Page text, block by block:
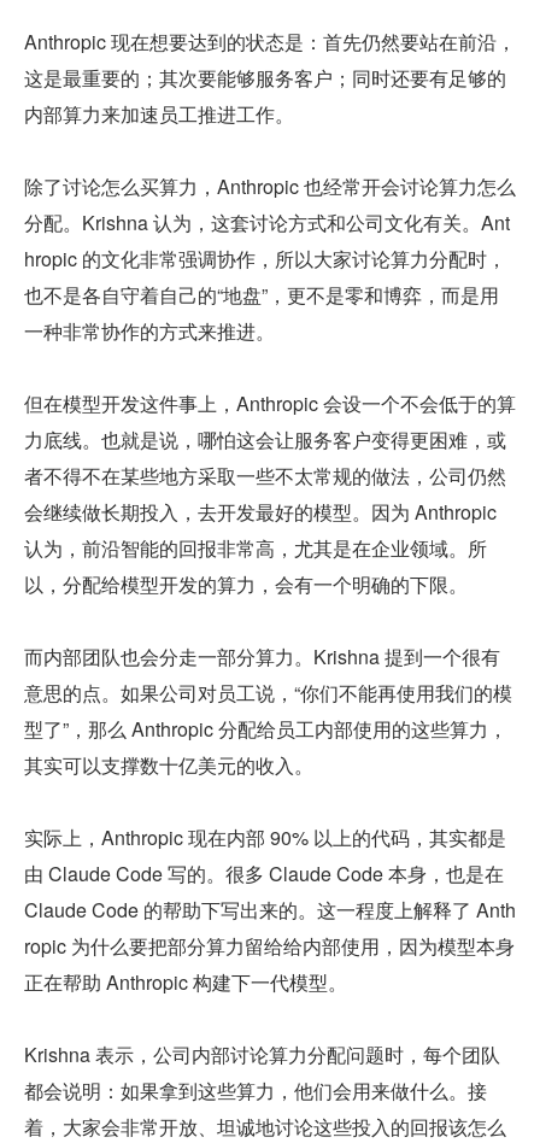
Anthropic 现在想要达到的状态是：首先仍然要站在前沿，
这是最重要的；其次要能够服务客户；同时还要有足够的
内部算力来加速员工推进工作。
除了讨论怎么买算力，Anthropic 也经常开会讨论算力怎么
分配。Krishna 认为，这套讨论方式和公司文化有关。Ant
hropic 的文化非常强调协作，所以大家讨论算力分配时，
也不是各自守着自己的“地盘”，更不是零和博弈，而是用
一种非常协作的方式来推进。
但在模型开发这件事上，Anthropic 会设一个不会低于的算
力底线。也就是说，哪怕这会让服务客户变得更困难，或
者不得不在某些地方采取一些不太常规的做法，公司仍然
会继续做长期投入，去开发最好的模型。因为 Anthropic
认为，前沿智能的回报非常高，尤其是在企业领域。所
以，分配给模型开发的算力，会有一个明确的下限。
而内部团队也会分走一部分算力。Krishna 提到一个很有
意思的点。如果公司对员工说，“你们不能再使用我们的模
型了”，那么 Anthropic 分配给员工内部使用的这些算力，
其实可以支撑数十亿美元的收入。
实际上，Anthropic 现在内部 90% 以上的代码，其实都是
由 Claude Code 写的。很多 Claude Code 本身，也是在
Claude Code 的帮助下写出来的。这一程度上解释了 Anth
ropic 为什么要把部分算力留给给内部使用，因为模型本身
正在帮助 Anthropic 构建下一代模型。
Krishna 表示，公司内部讨论算力分配问题时，每个团队
都会说明：如果拿到这些算力，他们会用来做什么。接
着，大家会非常开放、坦诚地讨论这些投入的回报该怎么